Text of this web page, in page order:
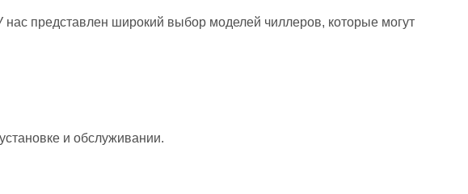
представлен широкий выбор моделей чиллеров, которые могут
и обслуживании.